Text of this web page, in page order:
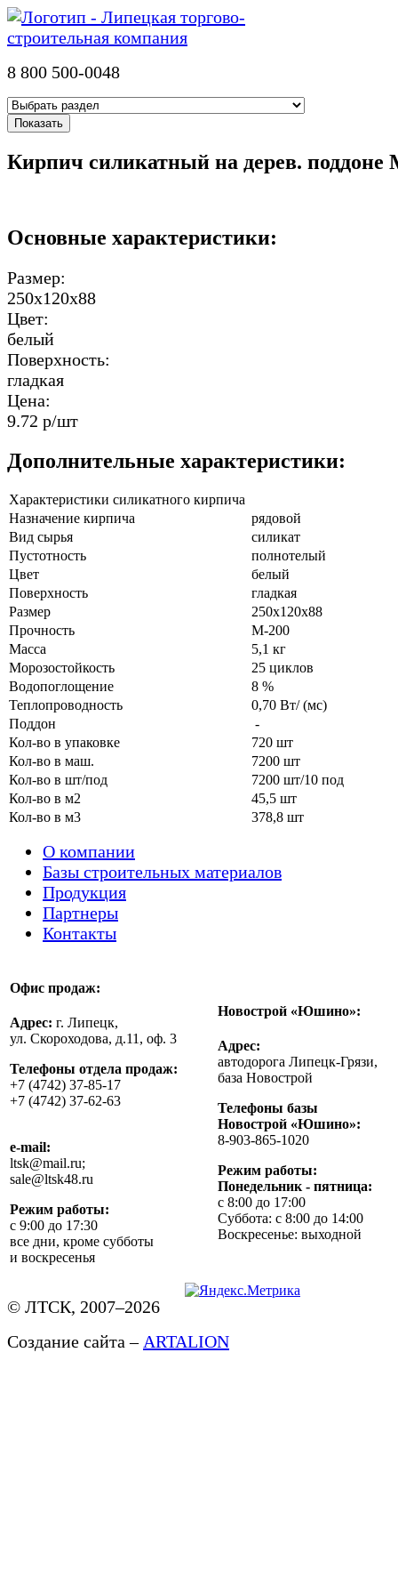
8 800 500-0048
Кирпич силикатный на дерев. поддоне
Основные характеристики:
Размер:
250х120х88
Цвет:
белый
Поверхность:
гладкая
Цена:
9.72 р/шт
Дополнительные характеристики:
Характеристики силикатного кирпича
Назначение кирпича
рядовой
Вид сырья
силикат
Пустотность
полнотелый
Цвет
белый
Поверхность
гладкая
Размер
250х120х88
Прочность
М-200
Масса
5,1 кг
Морозостойкость
25 циклов
Водопоглощение
8 %
Теплопроводность
0,70 Вт/ (мс)
Поддон
-
Кол-во в упаковке
720 шт
Кол-во в маш.
7200 шт
Кол-во в шт/под
7200 шт/10 под
Кол-во в м2
45,5 шт
Кол-во в м3
378,8 шт
О компании
Базы строительных материалов
Продукция
Партнеры
Контакты
Офис продаж:
Адрес: г. Липецк,
ул. Скороходова, д.11, оф. 3
Телефоны отдела продаж:
+7 (4742) 37-85-17
+7 (4742) 37-62-63
e-mail:
ltsk@mail.ru;
sale@ltsk48.ru
Режим работы:
с 9:00 до 17:30
все дни, кроме субботы
и воскресенья
Новострой «Юшино»:
Адрес:
автодорога Липецк-Грязи,
база Новострой
Телефоны базы
Новострой «Юшино»:
8-903-865-1020
Режим работы:
Понедельник - пятница:
с 8:00 до 17:00
Суббота: с 8:00 до 14:00
Воскресенье: выходной
© ЛТСК, 2007–2026
Создание сайта –ARTALION